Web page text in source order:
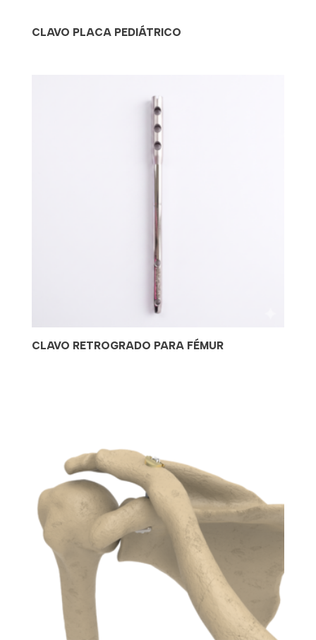
CLAVO PLACA PEDIÁTRICO
CLAVO RETROGRADO PARA FÉMUR